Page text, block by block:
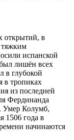
открытий, в
тяжким
испанской
лишён всех
в глубокой
в тропиках
из последней
Фердинанда
Умер Колумб,
1506 года в
начинаются